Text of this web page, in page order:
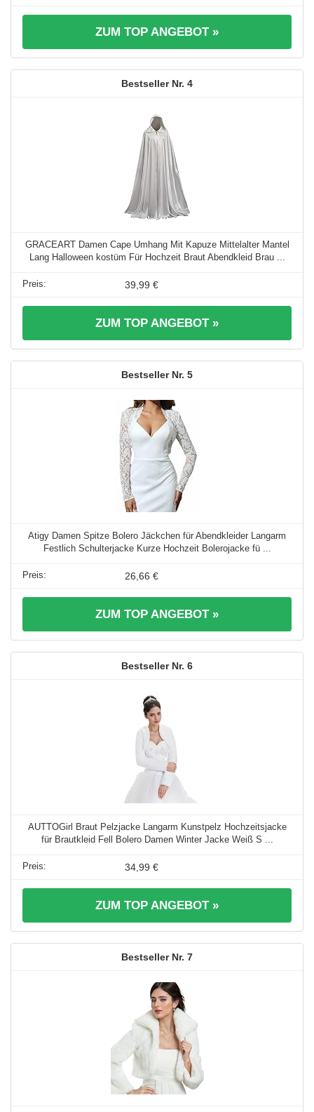
ZUM TOP ANGEBOT »
4
GRACEART Damen Cape Umhang Mit Kapuze Mittelalter Mantel
Lang Halloween kostüm Für Hochzeit Braut Abendkleid Brau ...
39,99 €
ZUM TOP ANGEBOT »
5
Atigy Damen Spitze Bolero Jäckchen für Abendkleider Langarm
Festlich Schulterjacke Kurze Hochzeit Bolerojacke fü ...
26,66 €
ZUM TOP ANGEBOT »
6
AUTTOGirl Braut Pelzjacke Langarm Kunstpelz Hochzeitsjacke
für Brautkleid Fell Bolero Damen Winter Jacke Weiß S ...
34,99 €
ZUM TOP ANGEBOT »
7